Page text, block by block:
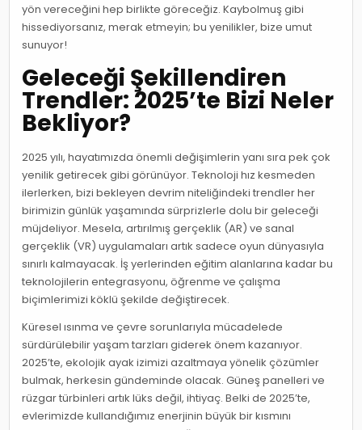
yön vereceğini hep birlikte göreceğiz. Kaybolmuş gibi
hissediyorsanız, merak etmeyin; bu yenilikler, bize umut
sunuyor!
Geleceği Şekillendiren
Trendler: 2025’te Bizi Neler
Bekliyor?
2025 yılı, hayatımızda önemli değişimlerin yanı sıra pek çok
yenilik getirecek gibi görünüyor. Teknoloji hız kesmeden
ilerlerken, bizi bekleyen devrim niteliğindeki trendler her
birimizin günlük yaşamında sürprizlerle dolu bir geleceği
müjdeliyor. Mesela, artırılmış gerçeklik (AR) ve sanal
gerçeklik (VR) uygulamaları artık sadece oyun dünyasıyla
sınırlı kalmayacak. İş yerlerinden eğitim alanlarına kadar bu
teknolojilerin entegrasyonu, öğrenme ve çalışma
biçimlerimizi köklü şekilde değiştirecek.
Küresel ısınma ve çevre sorunlarıyla mücadelede
sürdürülebilir yaşam tarzları giderek önem kazanıyor.
2025’te, ekolojik ayak izimizi azaltmaya yönelik çözümler
bulmak, herkesin gündeminde olacak. Güneş panelleri ve
rüzgar türbinleri artık lüks değil, ihtiyaç. Belki de 2025’te,
evlerimizde kullandığımız enerjinin büyük bir kısmını